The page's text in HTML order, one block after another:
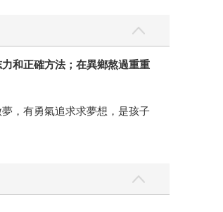
和正確方法；在異鄉熬過重重
，有勇氣追求求夢想，是孩子